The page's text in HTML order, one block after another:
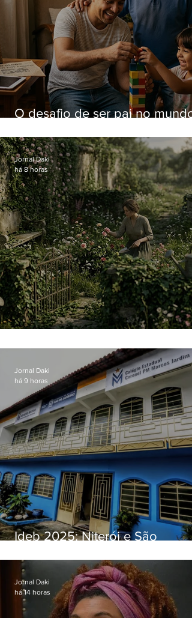
O desafio de ser pai no mundo
Jornal Daki
há 8 horas
Ideb 2025: Niterói e São
distintos no ensino médio; veja
Jornal Daki
há 9 horas
Jornal Daki
há 14 horas